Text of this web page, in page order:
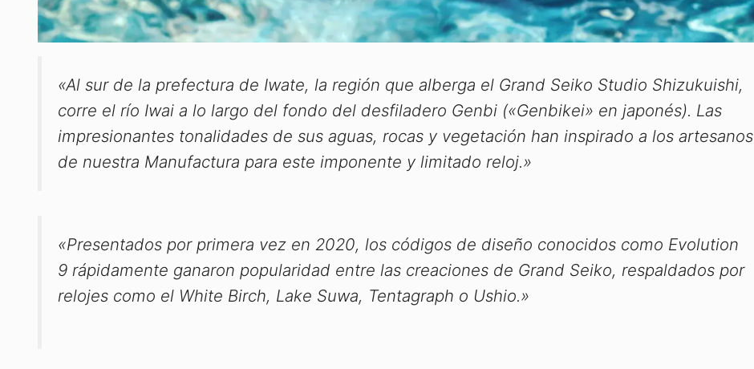
«Al sur de la prefectura de Iwate, la región que alberga el Grand Seiko Studio Shizukuishi,
corre el río Iwai a lo largo del fondo del desfiladero Genbi («Genbikei» en japonés). Las
impresionantes tonalidades de sus aguas, rocas y vegetación han inspirado a los artesanos
de nuestra Manufactura para este imponente y limitado reloj.»
«Presentados por primera vez en 2020, los códigos de diseño conocidos como Evolution
9 rápidamente ganaron popularidad entre las creaciones de Grand Seiko, respaldados por
relojes como el White Birch, Lake Suwa, Tentagraph o Ushio.»